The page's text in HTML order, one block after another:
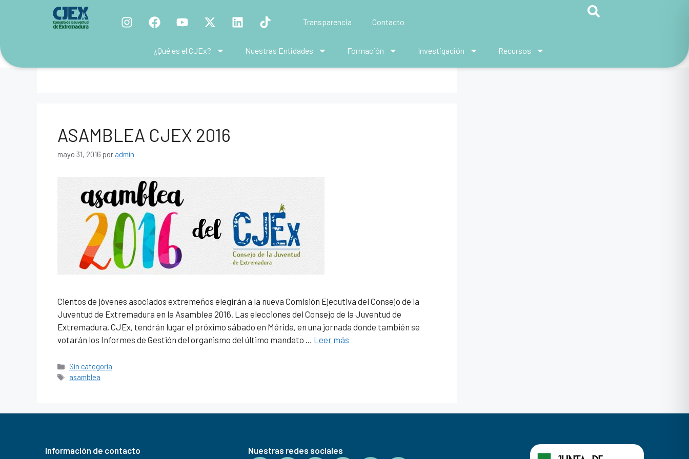
Transparencia Contacto
¿Qué es el CJEx? Nuestras Entidades Formación Investigación Recursos
ASAMBLEA CJEX 2016
mayo 31, 2016 por admin
Cientos de jóvenes asociados extremeños elegirán a la nueva Comisión Ejecutiva del Consejo de la
Juventud de Extremadura en la Asamblea 2016. Las elecciones del Consejo de la Juventud de
Extremadura, CJEx, tendrán lugar el próximo sábado en Mérida, en una jornada donde también se
votarán los Informes de Gestión del organismo del último mandato … Leer más
Sin categoría
asamblea
Información de contacto
Nuestras redes sociales